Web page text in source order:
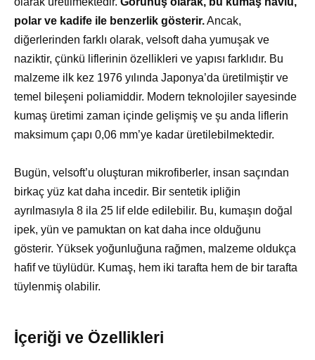
polar ve kadife ile benzerlik gösterir.Ancak,
diğerlerinden farklı olarak, velsoft daha yumuşak ve
naziktir, çünkü liflerinin özellikleri ve yapısı farklıdır. Bu
malzeme ilk kez 1976 yılında Japonya’da üretilmiştir ve
temel bileşeni poliamiddir. Modern teknolojiler sayesinde
kumaş üretimi zaman içinde gelişmiş ve şu anda liflerin
maksimum çapı 0,06 mm’ye kadar üretilebilmektedir.
Bugün, velsoft’u oluşturan mikrofiberler, insan saçından
birkaç yüz kat daha incedir. Bir sentetik ipliğin
ayrılmasıyla 8 ila 25 lif elde edilebilir. Bu, kumaşın doğal
ipek, yün ve pamuktan on kat daha ince olduğunu
gösterir. Yüksek yoğunluğuna rağmen, malzeme oldukça
hafif ve tüylüdür. Kumaş, hem iki tarafta hem de bir tarafta
tüylenmiş olabilir.
İçeriği ve Özellikleri